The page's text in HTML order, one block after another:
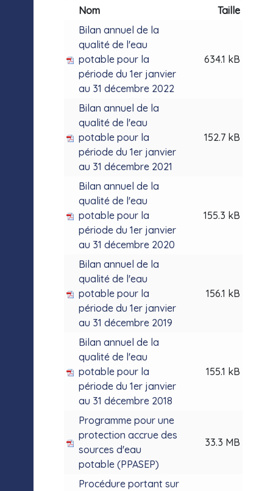
Nom
Taille
Bilan annuel de la
qualité de l'eau
potable pour la
période du 1er janvier
au 31 décembre 2022
634.1 kB
Bilan annuel de la
qualité de l'eau
potable pour la
période du 1er janvier
au 31 décembre 2021
152.7 kB
Bilan annuel de la
qualité de l'eau
potable pour la
période du 1er janvier
au 31 décembre 2020
155.3 kB
Bilan annuel de la
qualité de l'eau
potable pour la
période du 1er janvier
au 31 décembre 2019
156.1 kB
Bilan annuel de la
qualité de l'eau
potable pour la
période du 1er janvier
au 31 décembre 2018
155.1 kB
Programme pour une
protection accrue des
sources d'eau
potable (PPASEP)
33.3 MB
Procédure portant sur